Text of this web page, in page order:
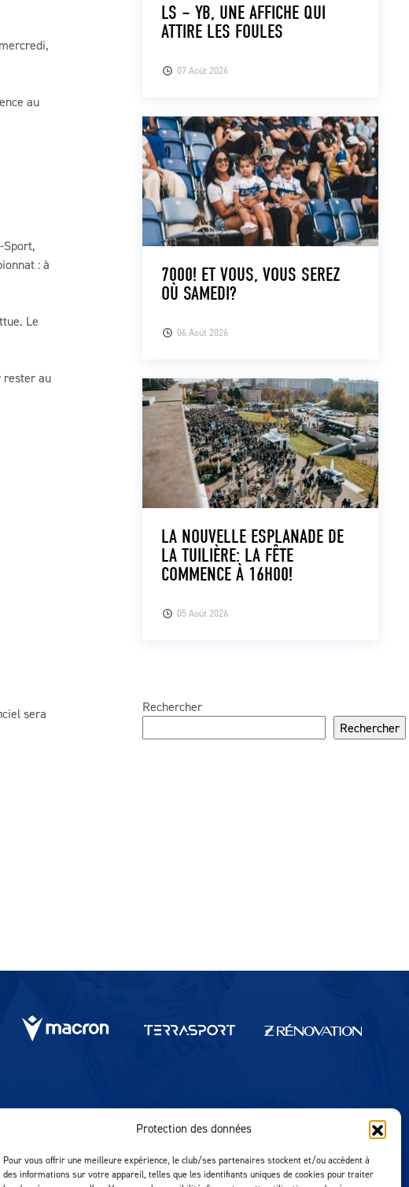
Protection des données
Pour vous offrir une meilleure expérience, le club/ses partenaires stockent et/ou accèdent à
des informations sur votre appareil, telles que les identifiants uniques de cookies pour traiter
au
Sport,
: à
Le
rester au
sera
07 Août 2026
LS – YB, UNE AFFICHE QUI
ATTIRE LES FOULES
06 Août 2026
7000! ET VOUS, VOUS SEREZ
OÙ SAMEDI?
05 Août 2026
LA NOUVELLE ESPLANADE DE
LA TUILIÈRE: LA FÊTE
COMMENCE À 16H00!
Rechercher
Rechercher